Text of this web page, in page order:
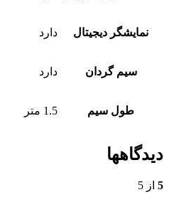
نمایشگر دیجیتال دارد
سیم گردان دارد
طول سیم 1.5 متر
دیدگاهها
5 از 5